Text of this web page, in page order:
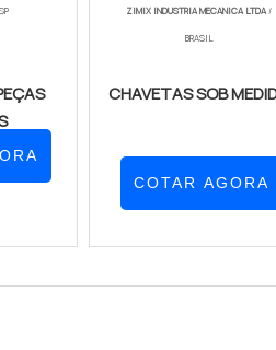
ZIMIX INDUSTRIA MECANICA LTDA /
BRASIL
CHAVETAS SOB
COTAR AGORA